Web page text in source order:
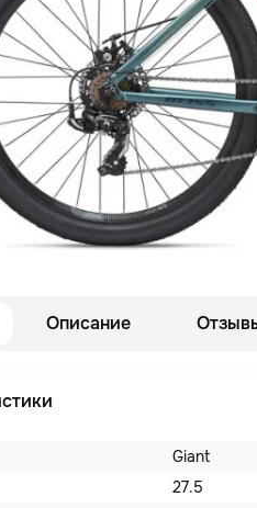
Описание
Giant
27.5